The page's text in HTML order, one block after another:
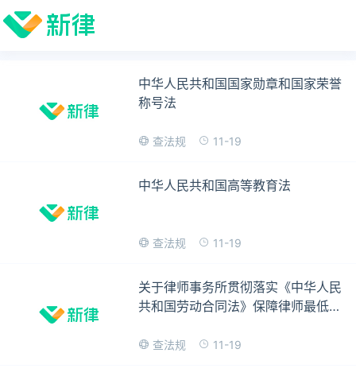
中华人民共和国国家勋章和国家荣誉
称号法
查法规 11-19
中华人民共和国高等教育法
查法规 11-19
关于律师事务所贯彻落实《中华人民
共和国劳动合同法》保障律师最低工
查法规 11-19